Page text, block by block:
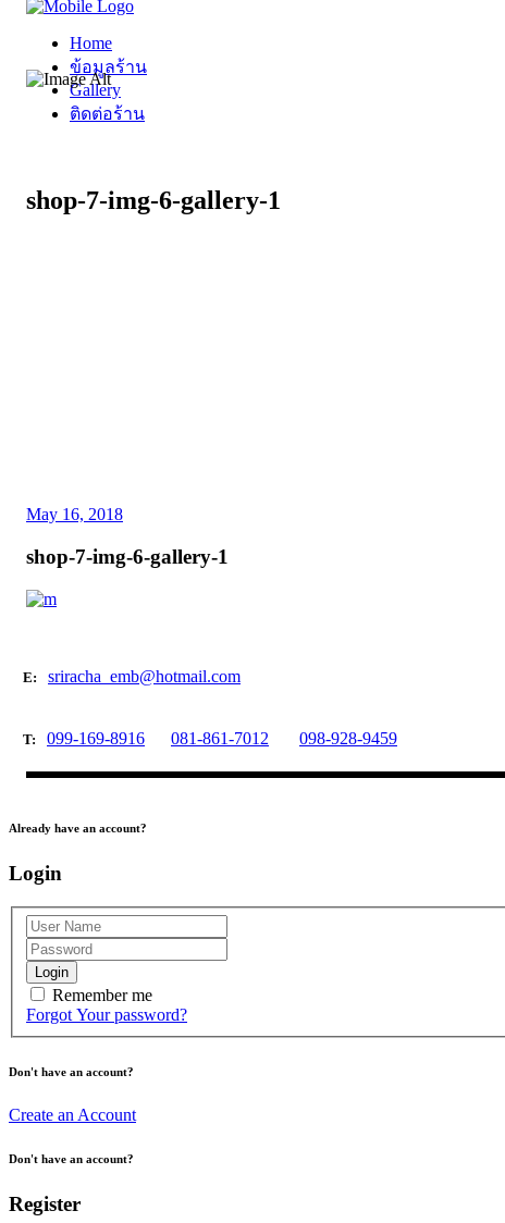
Home
ข้อมูลร้าน
Gallery
ติดต่อร้าน
shop-7-img-6-gallery-1
May 16, 2018
shop-7-img-6-gallery-1
E: sriracha_emb@hotmail.com
T: 099-169-8916 081-861-7012 098-928-9459
Already have an account?
Login
Login
Remember me
Forgot Your password?
Don't have an account?
Create an Account
Don't have an account?
Register